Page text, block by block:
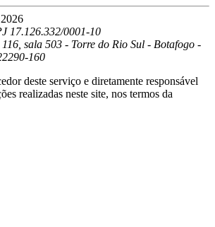
17.126.332/0001-10
sala 503 - Torre do Rio Sul - Botafogo -
160
deste serviço e diretamente responsável
realizadas neste site, nos termos da